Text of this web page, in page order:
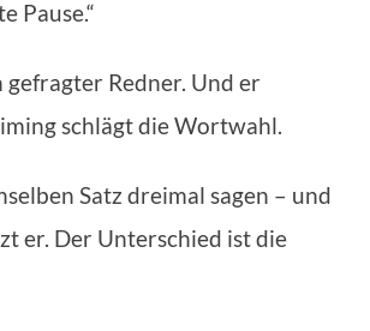
Pause.“
Redner. Und er
schlägt die Wortwahl.
Satz dreimal sagen – und
er. Der Unterschied ist die